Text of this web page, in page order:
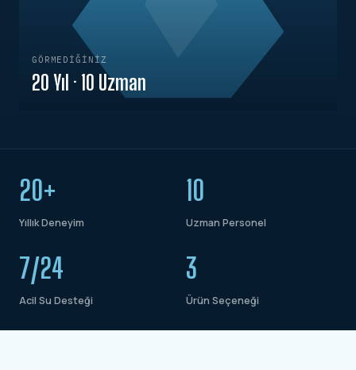
GÖRMEDIĞINIZ
20 Yıl · 10 Uzman
20+
Yıllık Deneyim
10
Uzman Personel
7/24
Acil Su Desteği
3
Ürün Seçeneği